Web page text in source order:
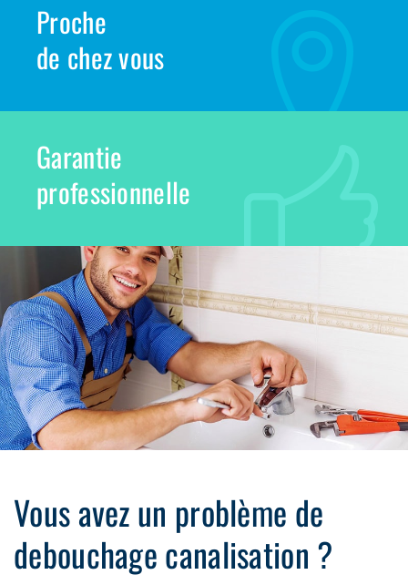
Proche
de chez vous
Garantie
professionnelle
Vous avez un problème de
debouchage canalisation ?